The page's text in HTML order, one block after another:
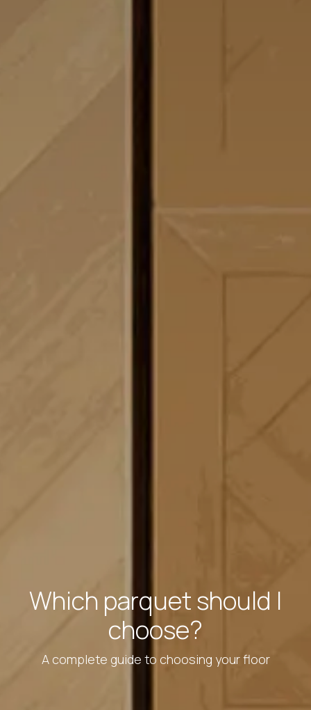
Which parquet should I
choose?
A complete guide to choosing your floor